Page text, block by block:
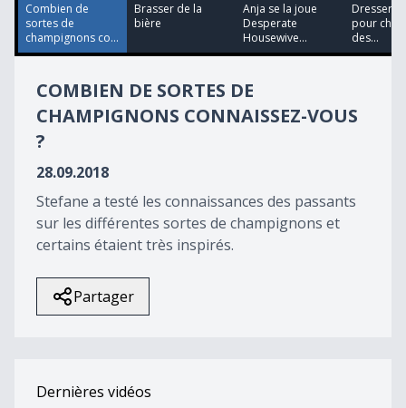
Combien de
sortes de
champignons co...
Brasser de la
bière
Anja se la joue
Desperate
Housewive...
Dresser
pour
des...
COMBIEN DE SORTES DE
CHAMPIGNONS CONNAISSEZ-VOUS
?
28.09.2018
Stefane a testé les connaissances des passants
sur les différentes sortes de champignons et
certains étaient très inspirés.
Partager
Dernières vidéos